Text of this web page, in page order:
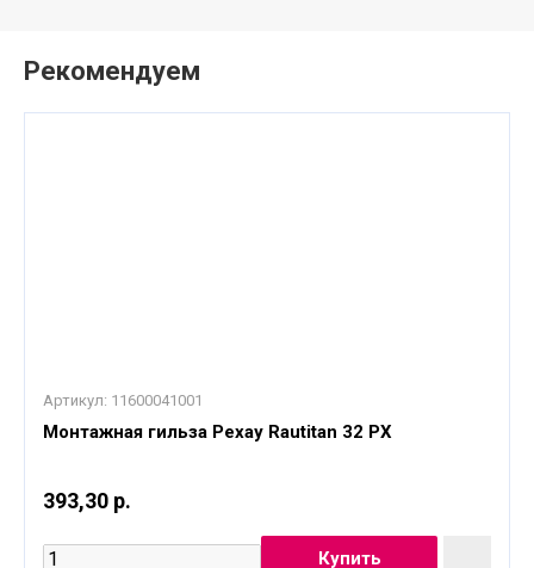
Рекомендуем
Артикул: 11600041001
Монтажная гильза Рехау Rautitan 32 PX
393,30 р.